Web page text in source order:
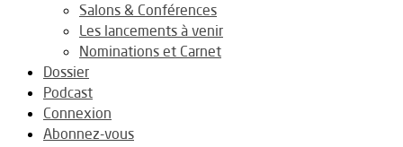
Salons & Conférences
Les lancements à venir
Nominations et Carnet
Dossier
Podcast
Connexion
Abonnez-vous